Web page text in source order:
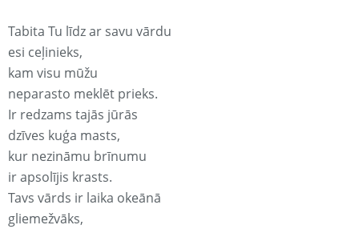
Tabita Tu līdz ar savu vārdu
esi ceļinieks,
kam visu mūžu
neparasto meklēt prieks.
Ir redzams tajās jūrās
dzīves kuģa masts,
kur nezināmu brīnumu
ir apsolījis krasts.
Tavs vārds ir laika okeānā
gliemežvāks,